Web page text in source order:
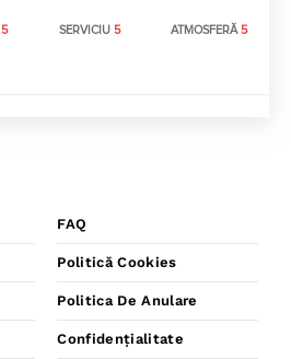
5 SERVICIU 5 ATMOSFERĂ5
FAQ
Politică Cookies
Politica De Anulare
Confidențialitate